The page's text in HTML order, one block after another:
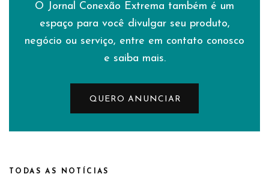
O Jornal Conexão Extrema também é um
espaço para você divulgar seu produto,
negócio ou serviço, entre em contato conosco
e saiba mais.
QUERO ANUNCIAR
TODAS AS NOTÍCIAS